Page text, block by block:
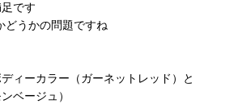
です
どうかの問題ですね
ィーカラー（ガーネットレッド）と
ベージュ）